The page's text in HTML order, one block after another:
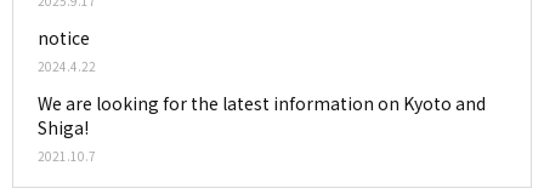
notice
2024.4.22
We are looking for the latest information on Kyoto and
Shiga!
2021.10.7